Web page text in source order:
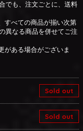
でも、注文ごとに、送料
すべての商品が揃い次第
異なる商品を併せてご注
がある場合がございま
Sold out
Sold out